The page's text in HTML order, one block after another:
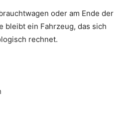
oder am Ende der
bleibt ein Fahrzeug, das sich
rechnet.